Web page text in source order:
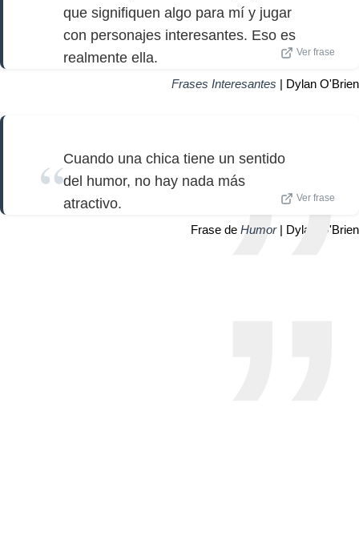
que signifiquen algo para mí y jugar
con personajes interesantes. Eso es
realmente ella.
Ver frase
Frases Interesantes | Dylan O'Brien
Cuando una chica tiene un sentido
del humor, no hay nada más
atractivo.
Ver frase
Frase de Humor| Dylan O'Brien